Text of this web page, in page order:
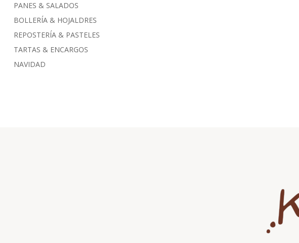
PANES & SALADOS
BOLLERÍA & HOJALDRES
REPOSTERÍA & PASTELES
TARTAS & ENCARGOS
NAVIDAD